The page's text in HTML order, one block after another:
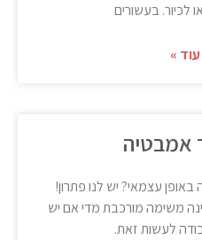
לכיור. בעשורים
»
אמבטיה
עצמאי? יש לנו פתרון!
משימה מורכבת מדי אם יש
לעשות זאת.